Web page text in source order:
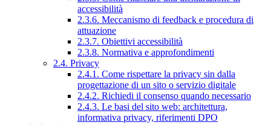
accessibilità
2.3.6. Meccanismo di feedback e procedura di
attuazione
2.3.7. Obiettivi accessibilità
2.3.8. Normativa e approfondimenti
2.4. Privacy
2.4.1. Come rispettare la privacy sin dalla
progettazione di un sito o servizio digitale
2.4.2. Richiedi il consenso quando necessario
2.4.3. Le basi del sito web: architettura,
informativa privacy, riferimenti DPO